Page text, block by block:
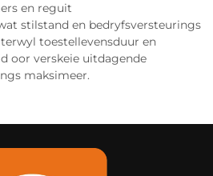
en reguit
stilstand en bedryfsversteurings
toestellevensduur en
oor verskeie uitdagende
maksimeer.